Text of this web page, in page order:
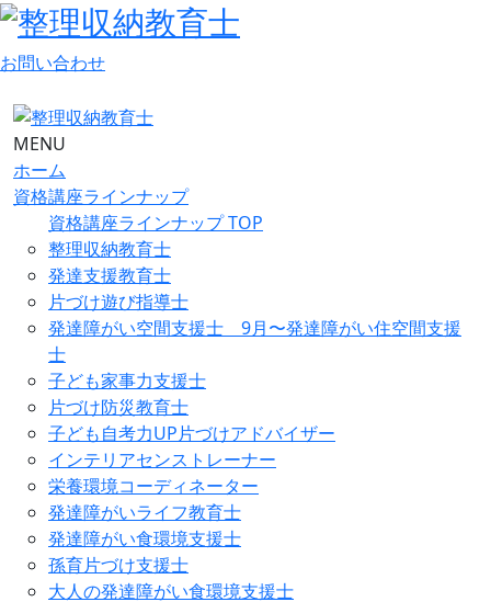
お問い合わせ
MENU
ホーム
資格講座ラインナップ
資格講座ラインナップ TOP
整理収納教育士
発達支援教育士
片づけ遊び指導士
発達障がい空間支援士 9月〜発達障がい住空間支援
士
子ども家事力支援士
片づけ防災教育士
子ども自考力UP片づけアドバイザー
インテリアセンストレーナー
栄養環境コーディネーター
発達障がいライフ教育士
発達障がい食環境支援士
孫育片づけ支援士
大人の発達障がい食環境支援士